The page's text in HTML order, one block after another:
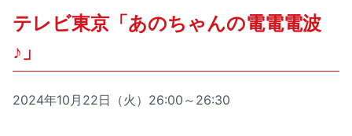
テレビ東京「あのちゃんの電電電波
♪」
2024年10月22日（火）26:00～26:30